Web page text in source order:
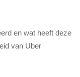
en wat heeft deze
van Uber